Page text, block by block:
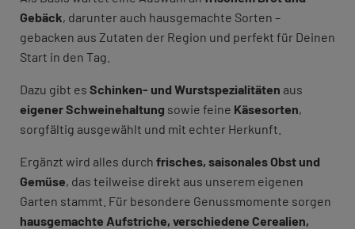
Gebäck, darunter auch hausgemachte Sorten –
gebacken aus Zutaten der Region und perfekt für Deinen
Start in den Tag.
Dazu gibt es Schinken- und Wurstspezialitäten aus
eigener Schweinehaltung sowie feine Käsesorten,
sorgfältig ausgewählt und mit echter Herkunft.
Ergänzt wird alles durch frisches, saisonales Obst und
Gemüse, das teilweise direkt aus unserem eigenen
Garten stammt. Für besondere Genussmomente sorgen
hausgemachte Aufstriche, verschiedene Cerealien,